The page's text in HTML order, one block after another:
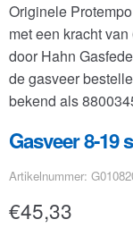
Klantenservice
FAQ
Originele
met een kracht
door Hahn
de gasveer
bekend als
Gasveer 8-19
Artikelnummer:
€45,33